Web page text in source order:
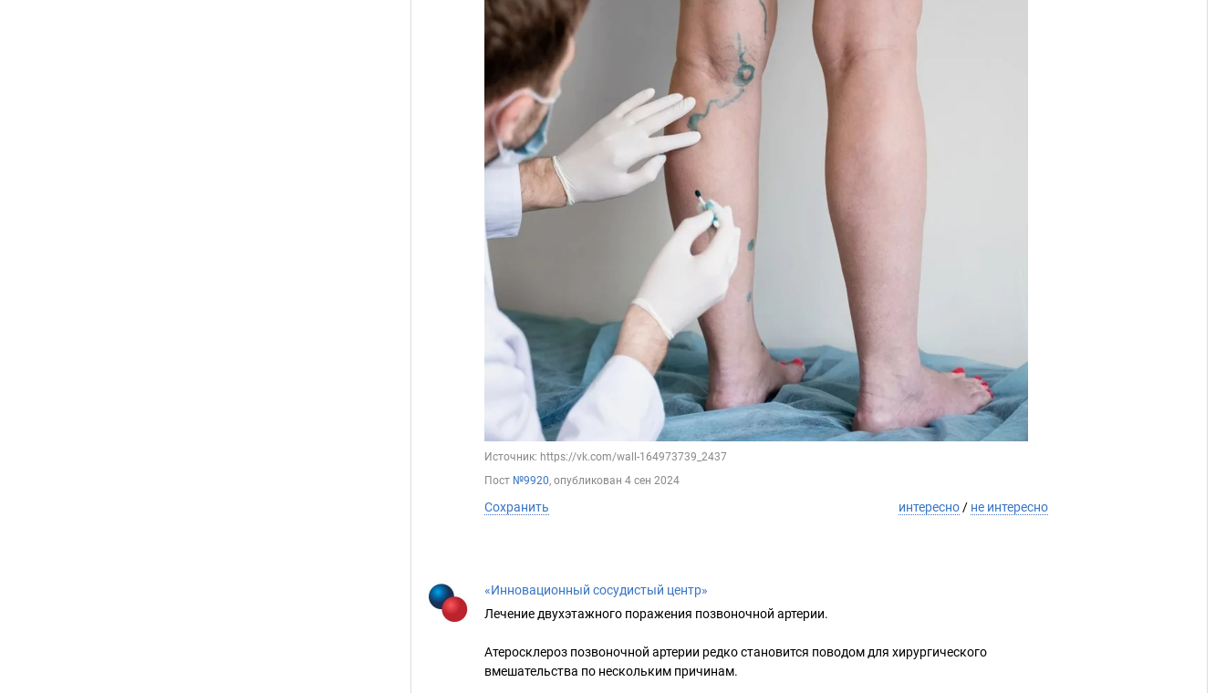
Источник: https://vk.com/wall-164973739_2437
Пост №9920, опубликован 4 сен 2024
Сохранить интересно / не интересно
«Инновационный сосудистый центр»
Лечение двухэтажного поражения позвоночной артерии.
Атеросклероз позвоночной артерии редко становится поводом для хирургического
вмешательства по нескольким причинам.